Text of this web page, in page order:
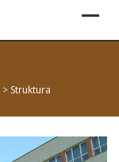
> Struktura